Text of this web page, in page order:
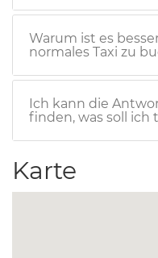
Warum ist es
normales Taxi zu
Ich kann die
finden, was soll ich
Karte